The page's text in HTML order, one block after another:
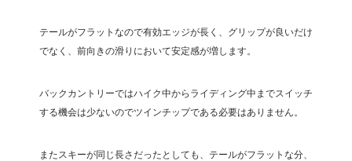
テールがフラットなので有効エッジが長く、グリップが良いだけ
でなく、前向きの滑りにおいて安定感が増します。
バックカントリーではハイク中からライディング中までスイッチ
する機会は少ないのでツインチップである必要はありません。
またスキーが同じ長さだったとしても、テールがフラットな分、